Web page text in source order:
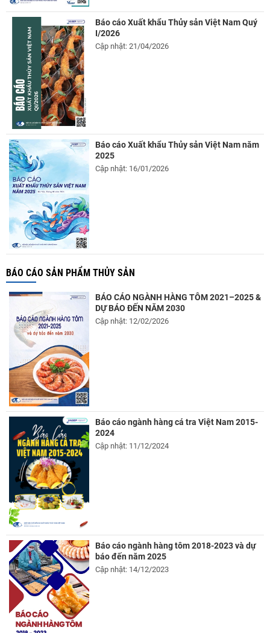
Báo cáo Xuất khẩu Thủy sản Việt Nam Quý
I/2026
Cập nhật: 21/04/2026
Báo cáo Xuất khẩu Thủy sản Việt Nam năm
2025
Cập nhật: 16/01/2026
BÁO CÁO SẢN PHẨM THỦY SẢN
BÁO CÁO NGÀNH HÀNG TÔM 2021–2025 &
DỰ BÁO ĐẾN NĂM 2030
Cập nhật: 12/02/2026
Báo cáo ngành hàng cá tra Việt Nam 2015-
2024
Cập nhật: 11/12/2024
Báo cáo ngành hàng tôm 2018-2023 và dự
báo đến năm 2025
Cập nhật: 14/12/2023